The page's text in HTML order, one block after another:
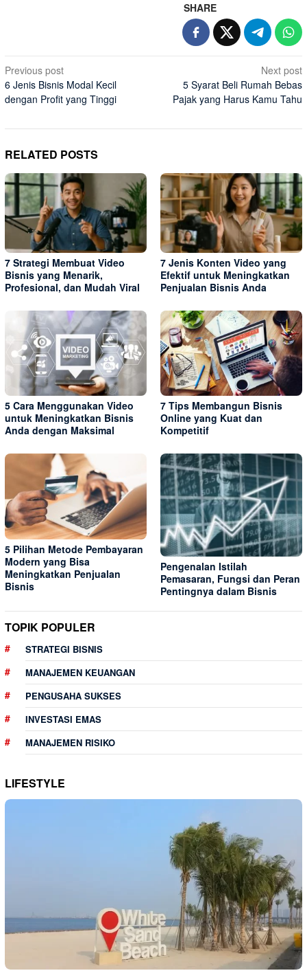
SHARE
Post
navigation
Previous post
6 Jenis Bisnis Modal Kecil
dengan Profit yang Tinggi
Next post
5 Syarat Beli Rumah Bebas
Pajak yang Harus Kamu Tahu
RELATED POSTS
7 Strategi Membuat Video
Bisnis yang Menarik,
Profesional, dan Mudah Viral
7 Jenis Konten Video yang
Efektif untuk Meningkatkan
Penjualan Bisnis Anda
5 Cara Menggunakan Video
untuk Meningkatkan Bisnis
Anda dengan Maksimal
7 Tips Membangun Bisnis
Online yang Kuat dan
Kompetitif
5 Pilihan Metode Pembayaran
Modern yang Bisa
Meningkatkan Penjualan
Bisnis
Pengenalan Istilah
Pemasaran, Fungsi dan Peran
Pentingnya dalam Bisnis
TOPIK POPULER
STRATEGI BISNIS
MANAJEMEN KEUANGAN
PENGUSAHA SUKSES
INVESTASI EMAS
MANAJEMEN RISIKO
LIFESTYLE